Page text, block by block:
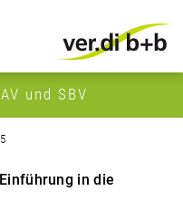
und SBV
in die